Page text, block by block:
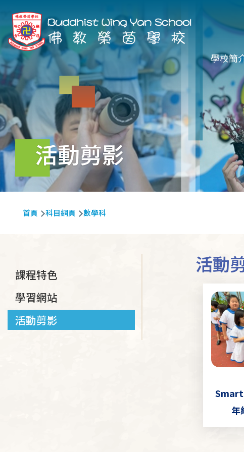
移至主內容
Main
學校簡
活動剪影
航
首頁 科目網頁 數學科
活動
Smart
年
課程特色
學習網站
活動剪影